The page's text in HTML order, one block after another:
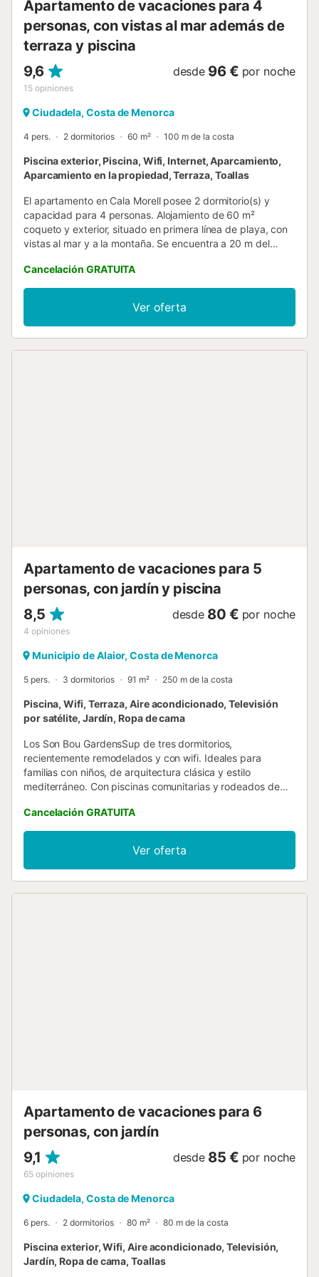
Apartamento de vacaciones para 4
personas, con vistas al mar además de
terraza y piscina
9,6
15 opiniones
desde 96 € por noche
Ciudadela, Costa de Menorca
4 pers. 2 dormitorios 60 m² 100 m de la costa
Piscina exterior, Piscina, Wifi, Internet, Aparcamiento,
Aparcamiento en la propiedad, Terraza, Toallas
El apartamento en Cala Morell posee 2 dormitorio(s) y
capacidad para 4 personas. Alojamiento de 60 m²
coqueto y exterior, situado en primera línea de playa, con
vistas al mar y a la montaña. Se encuentra a 20 m del
Morell", 30 m de la playa de roca "Cala Morell", 7 km de la
ciudad "Ciutadella", 7 km del supermercado "Lidl", 35 km
del campo de Golf "Club Son parc", 40 km del aeropuerto
"aeropuerto menorca" y está ubicado en una zona ideal
para familias y junto al mar. Dispone de ascensor, 10 m² de
Cancelación GRATUITA
Ver oferta
Apartamento de vacaciones para 5
personas, con jardín y piscina
8,5
4 opiniones
desde 80 € por noche
Municipio de Alaior, Costa de Menorca
5 pers. 3 dormitorios 91 m² 250 m de la costa
Piscina, Wifi, Terraza, Aire acondicionado, Televisión
por satélite, Jardín, Ropa de cama
Los Son Bou GardensSup de tres dormitorios,
recientemente remodelados y con wifi. Ideales para
familias con niños, de arquitectura clásica y estilo
mediterráneo. Con piscinas comunitarias y rodeados de
Ubicado en la parte baja de San Jaime, a pocos metros de
zonas comerciales y de la playa de Son Bou.Todos los
apartamentos se hallan orientados al sur y pueden ser en
planta baja, o en planta alta.. Los apartamentos destacan
por su comodidad y sencillez. En el interior, mantienen una
Cancelación GRATUITA
Ver oferta
Apartamento de vacaciones para 6
personas, con jardín
9,1
65 opiniones
desde 85 € por noche
Ciudadela, Costa de Menorca
6 pers. 2 dormitorios 80 m² 80 m de la costa
Piscina exterior, Wifi, Aire acondicionado, Televisión,
Jardín, Ropa de cama, Toallas